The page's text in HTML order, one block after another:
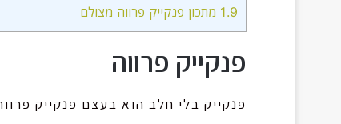
1.9 מתכון פנקייק פרווה מצולם
פנקייק פרווה
פנקייק בלי חלב הוא בעצם פנקייק